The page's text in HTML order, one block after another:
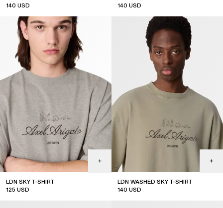
140 USD
140 USD
LDN SKY T-SHIRT
125 USD
LDN WASHED SKY T-SHIRT
140 USD